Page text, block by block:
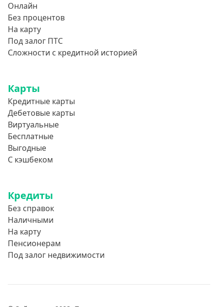
Повторный
Надежные
Без обмана
Без предоплат
С автоматическим одобрением
Без номера телефона
На телефон
Бесплатно и без обязательной подписки
Без звонков и проверок
Онлайн круглосуточно
На карту круглосуточно
24/7
Деньги в долг
В долг на карту
Онлайн
Без процентов
На карту
Под залог ПТС
Сложности с кредитной историей
Карты
Кредитные карты
Дебетовые карты
Виртуальные
Бесплатные
Выгодные
С кэшбеком
Кредиты
Без справок
Наличными
На карту
Пенсионерам
Под залог недвижимости